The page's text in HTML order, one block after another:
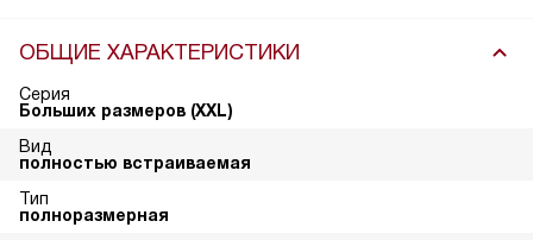
ОБЩИЕ ХАРАКТЕРИСТИКИ
Серия
Больших размеров (XXL)
Вид
полностью встраиваемая
Тип
полноразмерная